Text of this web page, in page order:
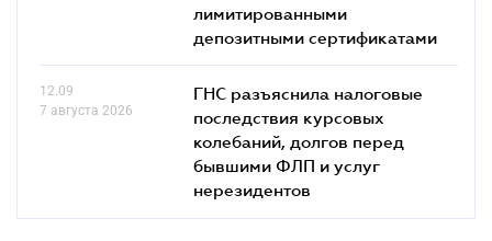
лимитированными
депозитными сертификатами
12.09
7 августа 2026
ГНС разъяснила налоговые
последствия курсовых
колебаний, долгов перед
бывшими ФЛП и услуг
нерезидентов